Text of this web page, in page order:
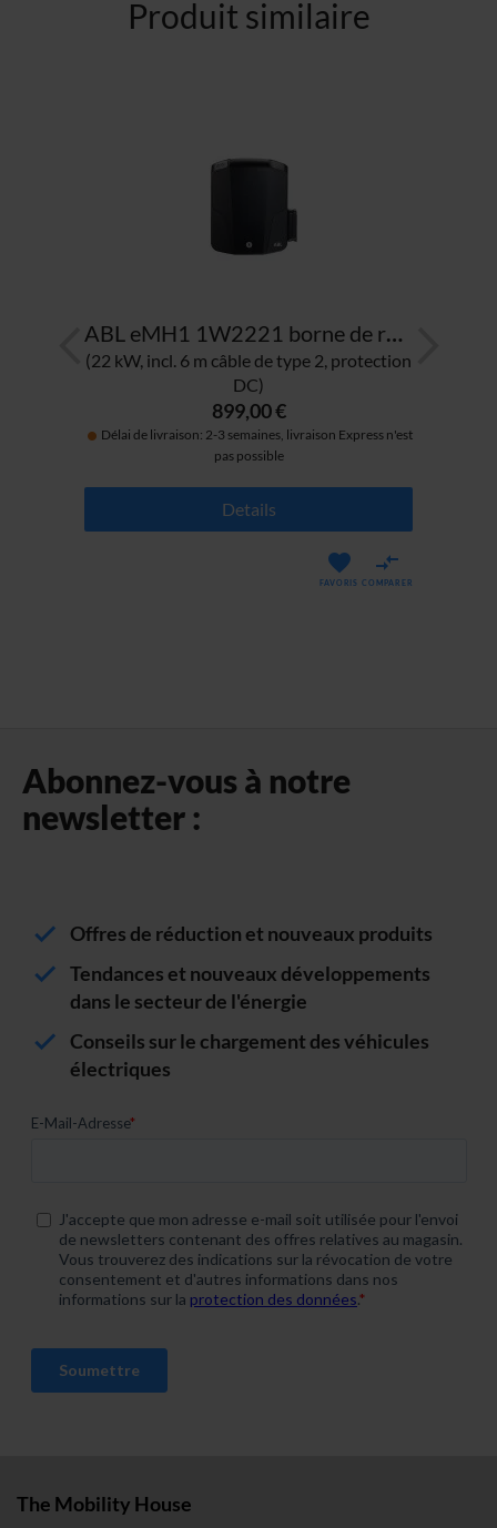
Produit similaire
ABL eMH1 1W2221 borne de recharge
(22 kW, incl. 6 m câble de type 2, protection
DC)
899,00 €
Délai de livraison: 2-3 semaines, livraison Express n'est
pas possible
Details
FAVORIS COMPARER
Abonnez-vous à notre
newsletter :
Offres de réduction et nouveaux produits
Tendances et nouveaux développements
dans le secteur de l'énergie
Conseils sur le chargement des véhicules
électriques
The Mobility House